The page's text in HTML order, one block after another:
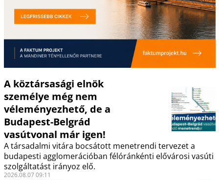
A köztársasági elnök
személye még nem
véleményezhető, de a
Budapest-Belgrád
vasútvonal már igen!
A társadalmi vitára bocsátott menetrendi tervezet a
budapesti agglomerációban félóránkénti elővárosi vasúti
szolgáltatást irányoz elő.
2026.08.07 09:11